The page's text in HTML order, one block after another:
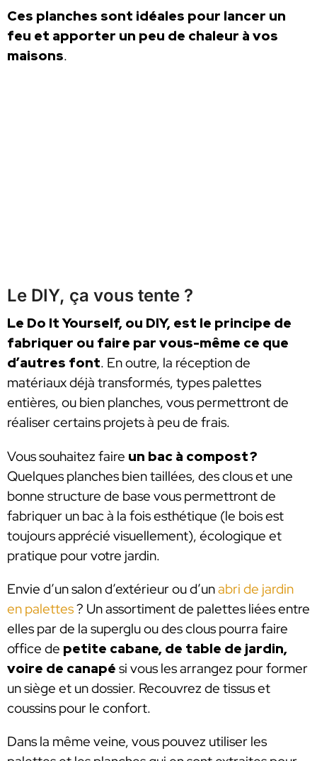
Ces planches sont idéales pour lancer un
feu et apporter un peu de chaleur à vos
maisons.
Le DIY, ça vous tente ?
Le Do It Yourself, ou DIY, est le principe de
fabriquer ou faire par vous-même ce que
d’autres font. En outre, la réception de
matériaux déjà transformés, types palettes
entières, ou bien planches, vous permettront de
réaliser certains projets à peu de frais.
Vous souhaitez faire un bac à compost ?
Quelques planches bien taillées, des clous et une
bonne structure de base vous permettront de
fabriquer un bac à la fois esthétique (le bois est
toujours apprécié visuellement), écologique et
pratique pour votre jardin.
Envie d’un salon d’extérieur ou d’unabri de jardin
en palettes? Un assortiment de palettes liées entre
elles par de la superglu ou des clous pourra faire
office de petite cabane, de table de jardin,
voire de canapé si vous les arrangez pour former
un siège et un dossier. Recouvrez de tissus et
coussins pour le confort.
Dans la même veine, vous pouvez utiliser les